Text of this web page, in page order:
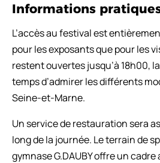
Informations
L’accès au festival est
pour les exposants que pour les
restent ouvertes jusqu’à 18h00,
temps d’admirer les différents
Seine-et-Marne.
Un service de restauration sera
long de la journée. Le terrain de
gymnase G.DAUBY offre un